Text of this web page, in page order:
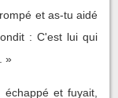
et as-tu aidé
: C'est lui qui
»
et fuyait,